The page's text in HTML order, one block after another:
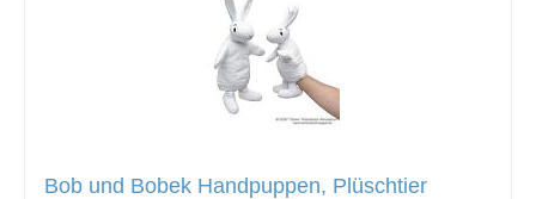
Bob und Bobek Handpuppen, Plüschtier